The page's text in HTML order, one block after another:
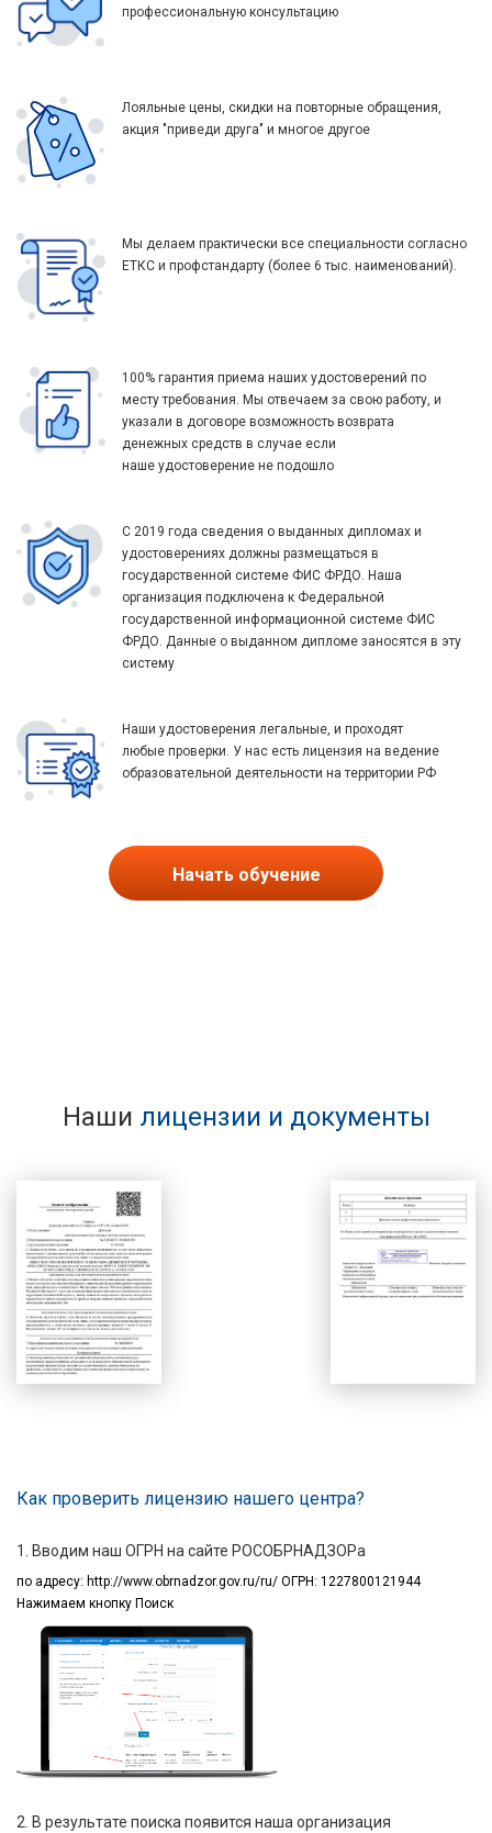
профессиональную консультацию
Лояльные цены, скидки на повторные обращения,
акция "приведи друга" и многое другое
Мы делаем практически все специальности согласно
ЕТКС и профстандарту (более 6 тыс. наименований).
100% гарантия приема наших удостоверений по
месту требования. Мы отвечаем за свою работу, и
указали в договоре возможность возврата
денежных средств в случае если
наше удостоверение не подошло
С 2019 года сведения о выданных дипломах и
удостоверениях должны размещаться в
государственной системе ФИС ФРДО. Наша
организация подключена к Федеральной
государственной информационной системе ФИС
ФРДО. Данные о выданном дипломе заносятся в эту
систему
Наши удостоверения легальные, и проходят
любые проверки. У нас есть лицензия на ведение
образовательной деятельности на территории РФ
Начать обучение
Наши лицензии и документы
Как проверить лицензию нашего центра?
1. Вводим наш ОГРН на сайте РОСОБРНАДЗОРа
по адресу: http://www.obrnadzor.gov.ru/ru/ ОГРН: 1227800121944
Нажимаем кнопку Поиск
2. В результате поиска появится наша организация